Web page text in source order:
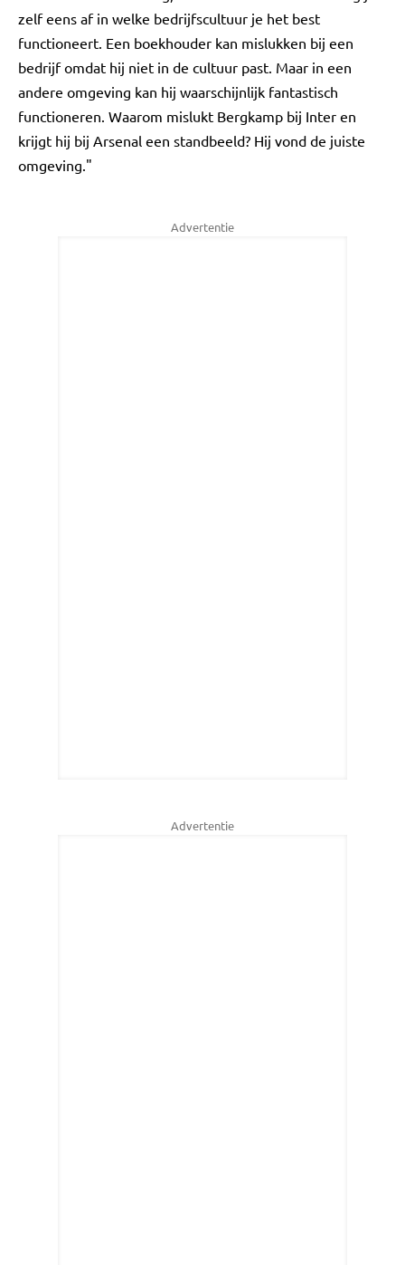
zelf eens af in welke bedrijfscultuur je het best
functioneert. Een boekhouder kan mislukken bij een
bedrijf omdat hij niet in de cultuur past. Maar in een
andere omgeving kan hij waarschijnlijk fantastisch
functioneren. Waarom mislukt Bergkamp bij Inter en
krijgt hij bij Arsenal een standbeeld? Hij vond de juiste
omgeving."
Advertentie
Advertentie